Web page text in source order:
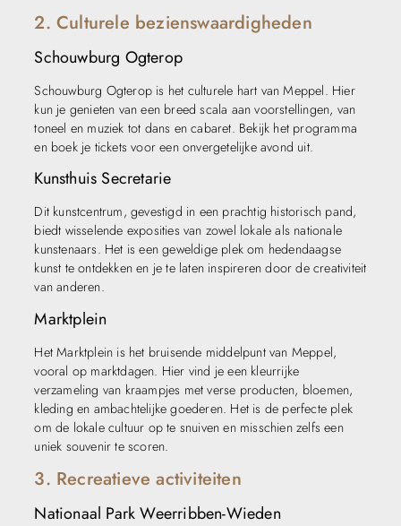
2. Culturele bezienswaardigheden
Schouwburg Ogterop
Schouwburg Ogterop is het culturele hart van Meppel. Hier
kun je genieten van een breed scala aan voorstellingen, van
toneel en muziek tot dans en cabaret. Bekijk het programma
en boek je tickets voor een onvergetelijke avond uit.
Kunsthuis Secretarie
Dit kunstcentrum, gevestigd in een prachtig historisch pand,
biedt wisselende exposities van zowel lokale als nationale
kunstenaars. Het is een geweldige plek om hedendaagse
kunst te ontdekken en je te laten inspireren door de creativiteit
van anderen.
Marktplein
Het Marktplein is het bruisende middelpunt van Meppel,
vooral op marktdagen. Hier vind je een kleurrijke
verzameling van kraampjes met verse producten, bloemen,
kleding en ambachtelijke goederen. Het is de perfecte plek
om de lokale cultuur op te snuiven en misschien zelfs een
uniek souvenir te scoren.
3. Recreatieve activiteiten
Nationaal Park Weerribben-Wieden